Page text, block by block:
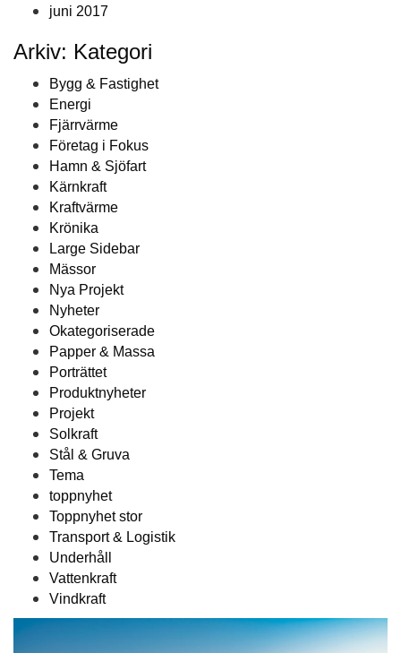
juni 2017
Arkiv: Kategori
Bygg & Fastighet
Energi
Fjärrvärme
Företag i Fokus
Hamn & Sjöfart
Kärnkraft
Kraftvärme
Krönika
Large Sidebar
Mässor
Nya Projekt
Nyheter
Okategoriserade
Papper & Massa
Porträttet
Produktnyheter
Projekt
Solkraft
Stål & Gruva
Tema
toppnyhet
Toppnyhet stor
Transport & Logistik
Underhåll
Vattenkraft
Vindkraft